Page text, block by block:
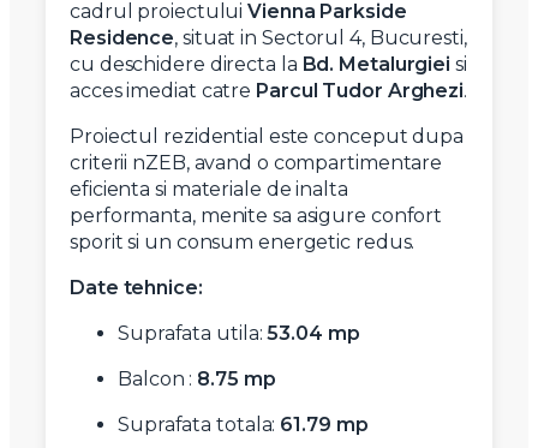
cadrul proiectuluiVienna Parkside
Residence, situat in Sectorul 4, Bucuresti,
cu deschidere directa la Bd. Metalurgiei si
acces imediat catre Parcul Tudor Arghezi.
Proiectul rezidential este conceput dupa
criterii nZEB, avand o compartimentare
eficienta si materiale de inalta
performanta, menite sa asigure confort
sporit si un consum energetic redus.
Date tehnice:
Suprafata utila:53.04 mp
Balcon : 8.75 mp
Suprafata totala: 61.79 mp